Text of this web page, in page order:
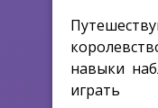
навыки